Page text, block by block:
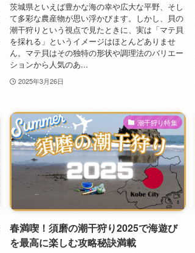
茨城県といえば豊かな海の幸や広大な平野、そし
て多彩な農産物が思い浮かびます。しかし、貝の
潮干狩りという視点で見たときに、実は「マテ貝
を採れる」というイメージはほとんどありませ
ん。マテ貝はその独特の形状や調理法のバリエー
ションから人気のあ...
2025年3月26日
潮干狩り特集
春満喫！須磨の潮干狩り2025で海遊び
を最高に楽しむ攻略秘訣満載